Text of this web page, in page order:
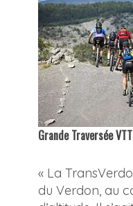
Grande Traversée
« La
du Verdon, au